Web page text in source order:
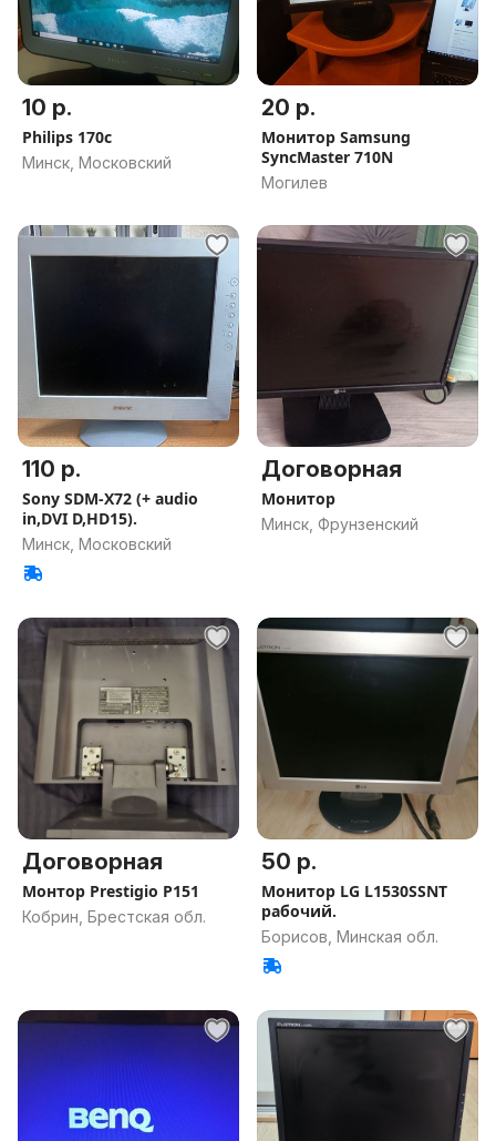
10 р.
Philips 170c
Минск, Московский
20 р.
Монитор Samsung
SyncMaster 710N
Могилев
110 р.
Sony SDM-X72 (+ audio
in,DVI D,HD15).
Минск, Московский
Договорная
Монитор
Минск, Фрунзенский
Договорная
Монтор Prestigio P151
Кобрин, Брестская обл.
50 р.
Монитор LG L1530SSNT
рабочий.
Борисов, Минская обл.